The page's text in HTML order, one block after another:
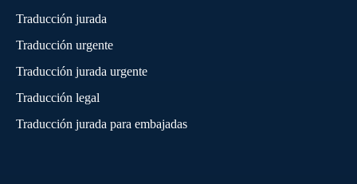
Traducción jurada
Traducción urgente
Traducción jurada urgente
Traducción legal
Traducción jurada para embajadas